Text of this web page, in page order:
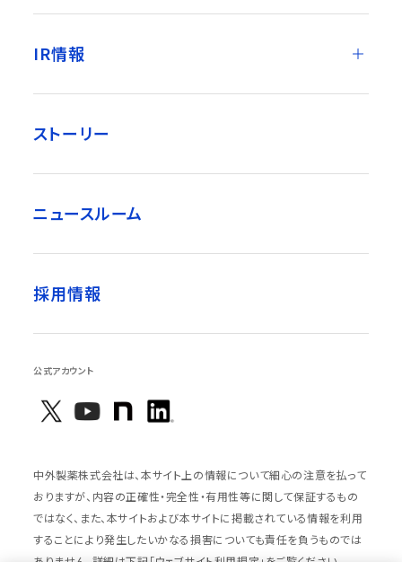
IR情報
ストーリー
ニュースルーム
採用情報
公式アカウント
中外製薬株式会社は、本サイト上の情報について細心の注意を払って
おりますが、内容の正確性・完全性・有用性等に関して保証するもの
ではなく、また、本サイトおよび本サイトに掲載されている情報を利用
することにより発生したいかなる損害についても責任を負うものでは